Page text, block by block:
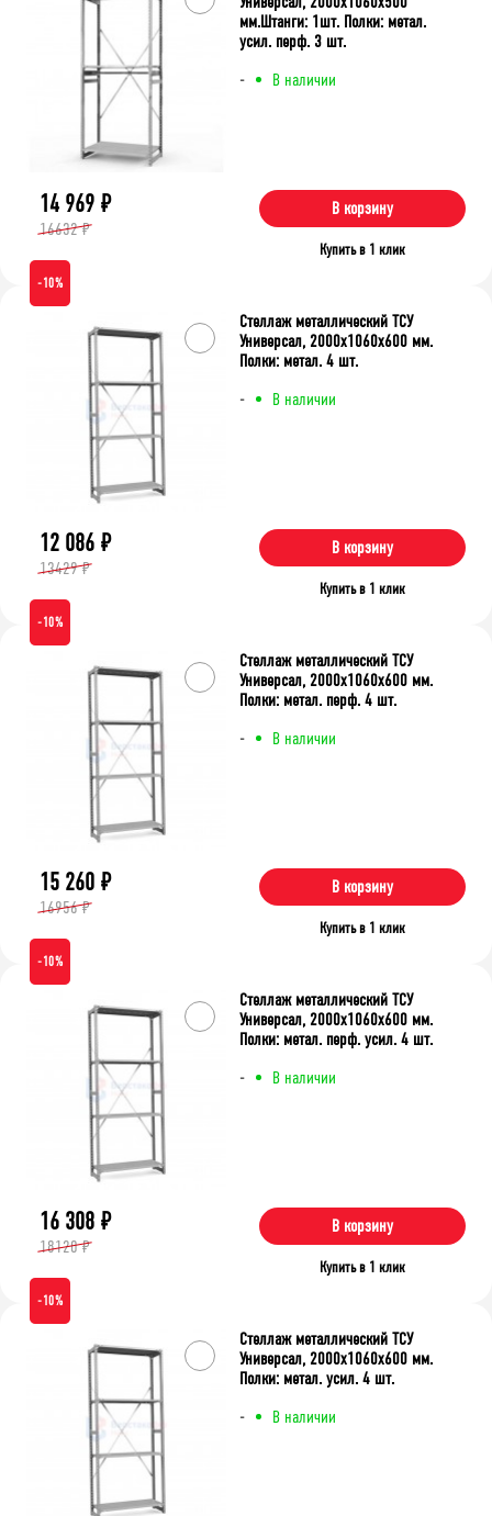
- В наличии
мм.Штанги: 1шт. Полки: метал.
усил. перф. 3 шт.
14 969 ₽
16632 ₽
В корзину
Купить в 1 клик
-10%
- В наличии
Стеллаж металлический ТСУ
Универсал, 2000x1060x600 мм.
Полки: метал. 4 шт.
12 086 ₽
13429 ₽
В корзину
Купить в 1 клик
-10%
- В наличии
Стеллаж металлический ТСУ
Универсал, 2000x1060x600 мм.
Полки: метал. перф. 4 шт.
15 260 ₽
16956 ₽
В корзину
Купить в 1 клик
-10%
- В наличии
Стеллаж металлический ТСУ
Универсал, 2000x1060x600 мм.
Полки: метал. перф. усил. 4 шт.
16 308 ₽
18120 ₽
В корзину
Купить в 1 клик
-10%
- В наличии
Стеллаж металлический ТСУ
Универсал, 2000x1060x600 мм.
Полки: метал. усил. 4 шт.